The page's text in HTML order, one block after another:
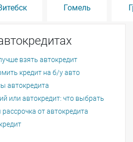
Гомель
взять автокредит
кредит на б/у авто
автокредита
или автокредит: что выбрать
рассрочка от автокредита